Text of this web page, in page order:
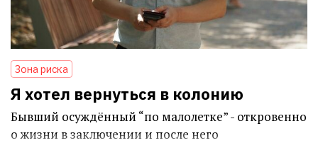
Зона риска
Я хотел вернуться в колонию
Бывший осуждённый “по малолетке” - откровенно
о жизни в заключении и после него